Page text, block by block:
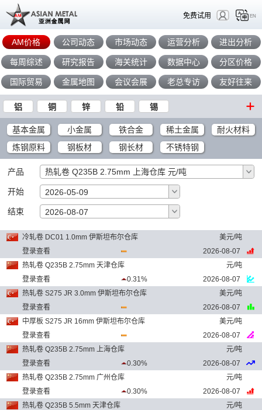
免费试用 EN
AM价格 公司动态 市场动态 运营分析 进出分析
每周综述 研究报告 海关统计 数据中心 分区价格
国际贸易 金属地图 会议会展 老总专访 友好往来
铝 铜 锌 铅 锡
基本金属 小金属 铁合金 稀土金属
耐火材料
炼钢原料
钢板材 钢长材 不锈特钢
产品 热轧卷 Q235B 2.75mm 上海仓库 元/吨
开始 2026-05-09
结束 2026-08-07
冷轧卷 DC01 1.0mm 伊斯坦布尔仓库
美元/吨
登录查看
2026-08-07
热轧卷 Q235B 2.75mm 天津仓库
元/吨
登录查看
0.31%
2026-08-07
热轧卷 S275 JR 3.0mm 伊斯坦布尔仓库
美元/吨
登录查看
2026-08-07
中厚板 S275 JR 16mm 伊斯坦布尔仓库
美元/吨
登录查看
2026-08-07
热轧卷 Q235B 2.75mm 上海仓库
元/吨
登录查看
0.30%
2026-08-07
热轧卷 Q235B 2.75mm 广州仓库
元/吨
登录查看
0.30%
2026-08-07
热轧卷 Q235B 5.5mm 天津仓库
元/吨